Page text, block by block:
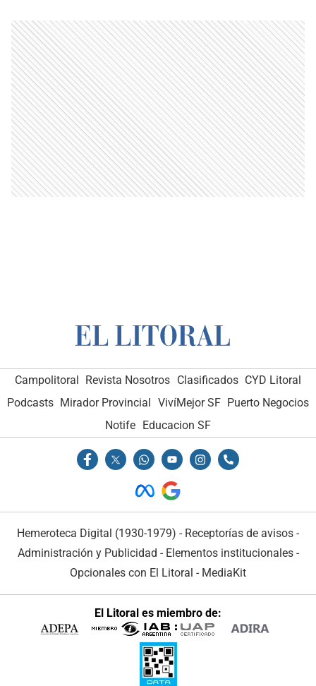
Campolitoral Revista Nosotros Clasificados CYD Litoral
Podcasts Mirador Provincial VivíMejor SF Puerto Negocios
Notife Educacion SF
Hemeroteca Digital (1930-1979) - Receptorías de avisos -
Administración y Publicidad - Elementos institucionales-
Opcionales con El Litoral - MediaKit
El Litoral es miembro de: